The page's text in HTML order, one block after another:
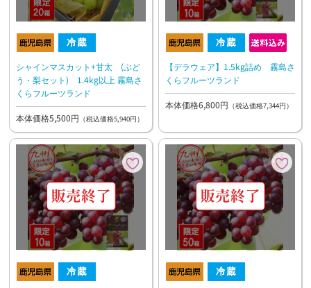
シャインマスカット+甘太 (ぶど
う・梨セット) 1.4kg以上 霧島さ
くらフルーツランド
本体価格5,500円 （税込価格5,940円）
【デラウェア】1.5kg詰め 霧島さ
くらフルーツランド
本体価格6,800円 （税込価格7,344円）